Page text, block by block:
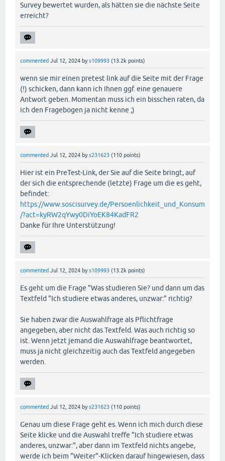
Survey bewertet wurden, als hätten sie die nächste Seite
erreicht?
commented Jul 12, 2024 bys109993 (13.2k points)
wenn sie mir einen pretest link auf die Seite mit der Frage
(!) schicken, dann kann ich Ihnen ggf. eine genauere
Antwort geben. Momentan muss ich ein bisschen raten, da
ich den Fragebogen ja nicht kenne ;)
commented Jul 12, 2024 bys231623 (110 points)
Hier ist ein PreTest-Link, der Sie auf die Seite bringt, auf
der sich die entsprechende (letzte) Frage um die es geht,
befindet:
https://www.soscisurvey.de/Persoenlichkeit_und_Konsum
/?act=kyRW2qYwy0DiYoEK84KadFR2
Danke für Ihre Unterstützung!
commented Jul 12, 2024 bys109993 (13.2k points)
Es geht um die Frage "Was studieren Sie? und dann um das
Textfeld "Ich studiere etwas anderes, unzwar:" richtig?
Sie haben zwar die Auswahlfrage als Pflichtfrage
angegeben, aber nicht das Textfeld. Was auch richtig so
ist. Wenn jetzt jemand die Auswahlfrage beantwortet,
muss ja nicht gleichzeitig auch das Textfeld angegeben
werden.
commented Jul 12, 2024 bys231623 (110 points)
Genau um diese Frage geht es. Wenn ich mich durch diese
Seite klicke und die Auswahl treffe "Ich studiere etwas
anderes, unzwar:", aber dann im Textfeld nichts angebe,
werde ich beim "Weiter"-Klicken darauf hingewiesen, dass